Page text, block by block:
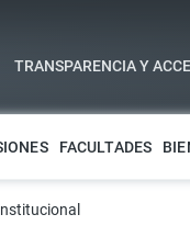
TRANSPARENCIA Y
FACULTADES